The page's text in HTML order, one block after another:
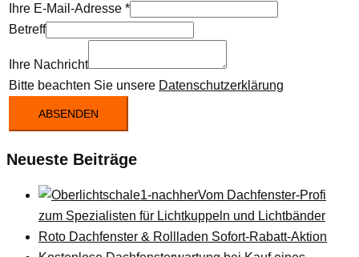
Ihre E-Mail-Adresse *
Betreff
Ihre Nachricht
Bitte beachten Sie unsere Datenschutzerklärung
ABSENDEN
Neueste Beiträge
Vom Dachfenster-Profi
zum Spezialisten für Lichtkuppeln und Lichtbänder
Roto Dachfenster & Rollladen Sofort-Rabatt-Aktion